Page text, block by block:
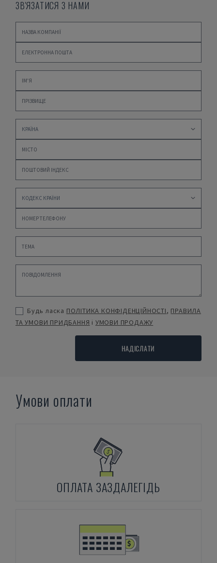
ЗВ'ЯЗАТИСЯ З НАМИ
Будь ласка ПОЛІТИКА КОНФІДЕНЦІЙНОСТІ, ПРАВИЛА
ТА УМОВИ ПРИДБАННЯ і УМОВИ ПРОДАЖУ
НАДІСЛАТИ
Умови оплати
ОПЛАТА ЗАЗДАЛЕГІДЬ